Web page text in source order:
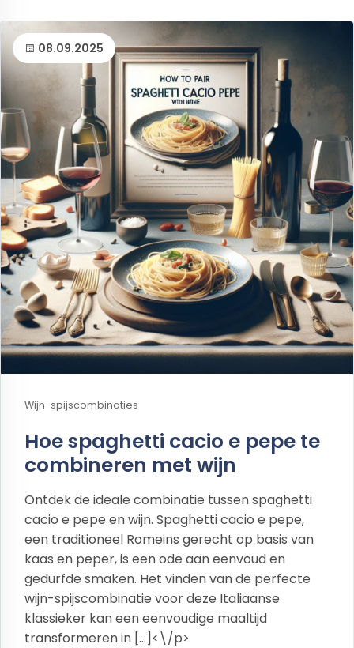
08.09.2025
Wijn-spijscombinaties
Hoe spaghetti cacio e pepe te
combineren met wijn
Ontdek de ideale combinatie tussen spaghetti
cacio e pepe en wijn. Spaghetti cacio e pepe,
een traditioneel Romeins gerecht op basis van
kaas en peper, is een ode aan eenvoud en
gedurfde smaken. Het vinden van de perfecte
wijn-spijscombinatie voor deze Italiaanse
klassieker kan een eenvoudige maaltijd
transformeren in […]<\/p>